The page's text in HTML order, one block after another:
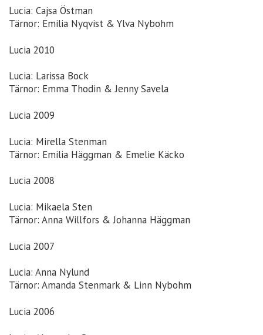
Lucia: Cajsa Östman
Tärnor: Emilia Nyqvist & Ylva Nybohm
Lucia 2010
Lucia: Larissa Bock
Tärnor: Emma Thodin & Jenny Savela
Lucia 2009
Lucia: Mirella Stenman
Tärnor: Emilia Häggman & Emelie Käcko
Lucia 2008
Lucia: Mikaela Sten
Tärnor: Anna Willfors & Johanna Häggman
Lucia 2007
Lucia: Anna Nylund
Tärnor: Amanda Stenmark & Linn Nybohm
Lucia 2006